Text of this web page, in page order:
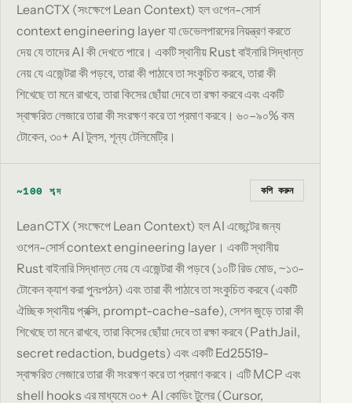
LeanCTX (সংক্ষেপে Lean Context) হল ওপেন-সোর্স
context engineering layer যা ডেভেলপারদের নিয়ন্ত্রণ করতে
দেয় যে তাদের AI কী দেখতে পারে। একটি স্থানীয় Rust বাইনারি সিদ্ধান্ত
নেয় যে এজেন্টরা কী পড়বে, তারা কী পাঠাবে তা সংকুচিত করবে, তারা কী
শিখেছে তা মনে রাখবে, তারা কিসের ছোঁয়া দেবে তা রক্ষা করবে এবং একটি
স্বাক্ষরিত লেজারে তারা কী সংরক্ষণ করে তা প্রমাণ করবে। ৬০–৯০% কম
টোকেন, ৩০+ AI টুলস, শূন্য টেলিমেট্রি।
~100 শব্দ কপি করুন
LeanCTX (সংক্ষেপে Lean Context) হল AI এজেন্টের জন্য
ওপেন-সোর্স context engineering layer। একটি স্থানীয়
Rust বাইনারি সিদ্ধান্ত নেয় যে এজেন্টরা কী পড়বে (১০টি রিড মোড, ~১৩-
টোকেন ক্যাশ করা পুনঃপঠন) এবং তারা কী পাঠাবে তা সংকুচিত করবে (একটি
ঐচ্ছিক স্থানীয় প্রক্সি, prompt-cache-safe), সেশন জুড়ে তারা কী
শিখেছে তা মনে রাখবে, তারা কিসের ছোঁয়া দেবে তা রক্ষা করবে (PathJail,
secret redaction, budgets) এবং একটি Ed25519-
স্বাক্ষরিত লেজারে তারা কী সংরক্ষণ করে তা প্রমাণ করবে। এটি MCP এবং
shell hooks এর মাধ্যমে ৩০+ AI কোডিং টুলের (Cursor,